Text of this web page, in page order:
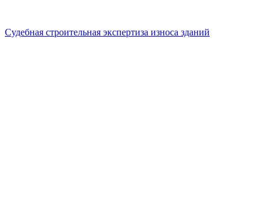
Судебная строительная экспертиза износа зданий